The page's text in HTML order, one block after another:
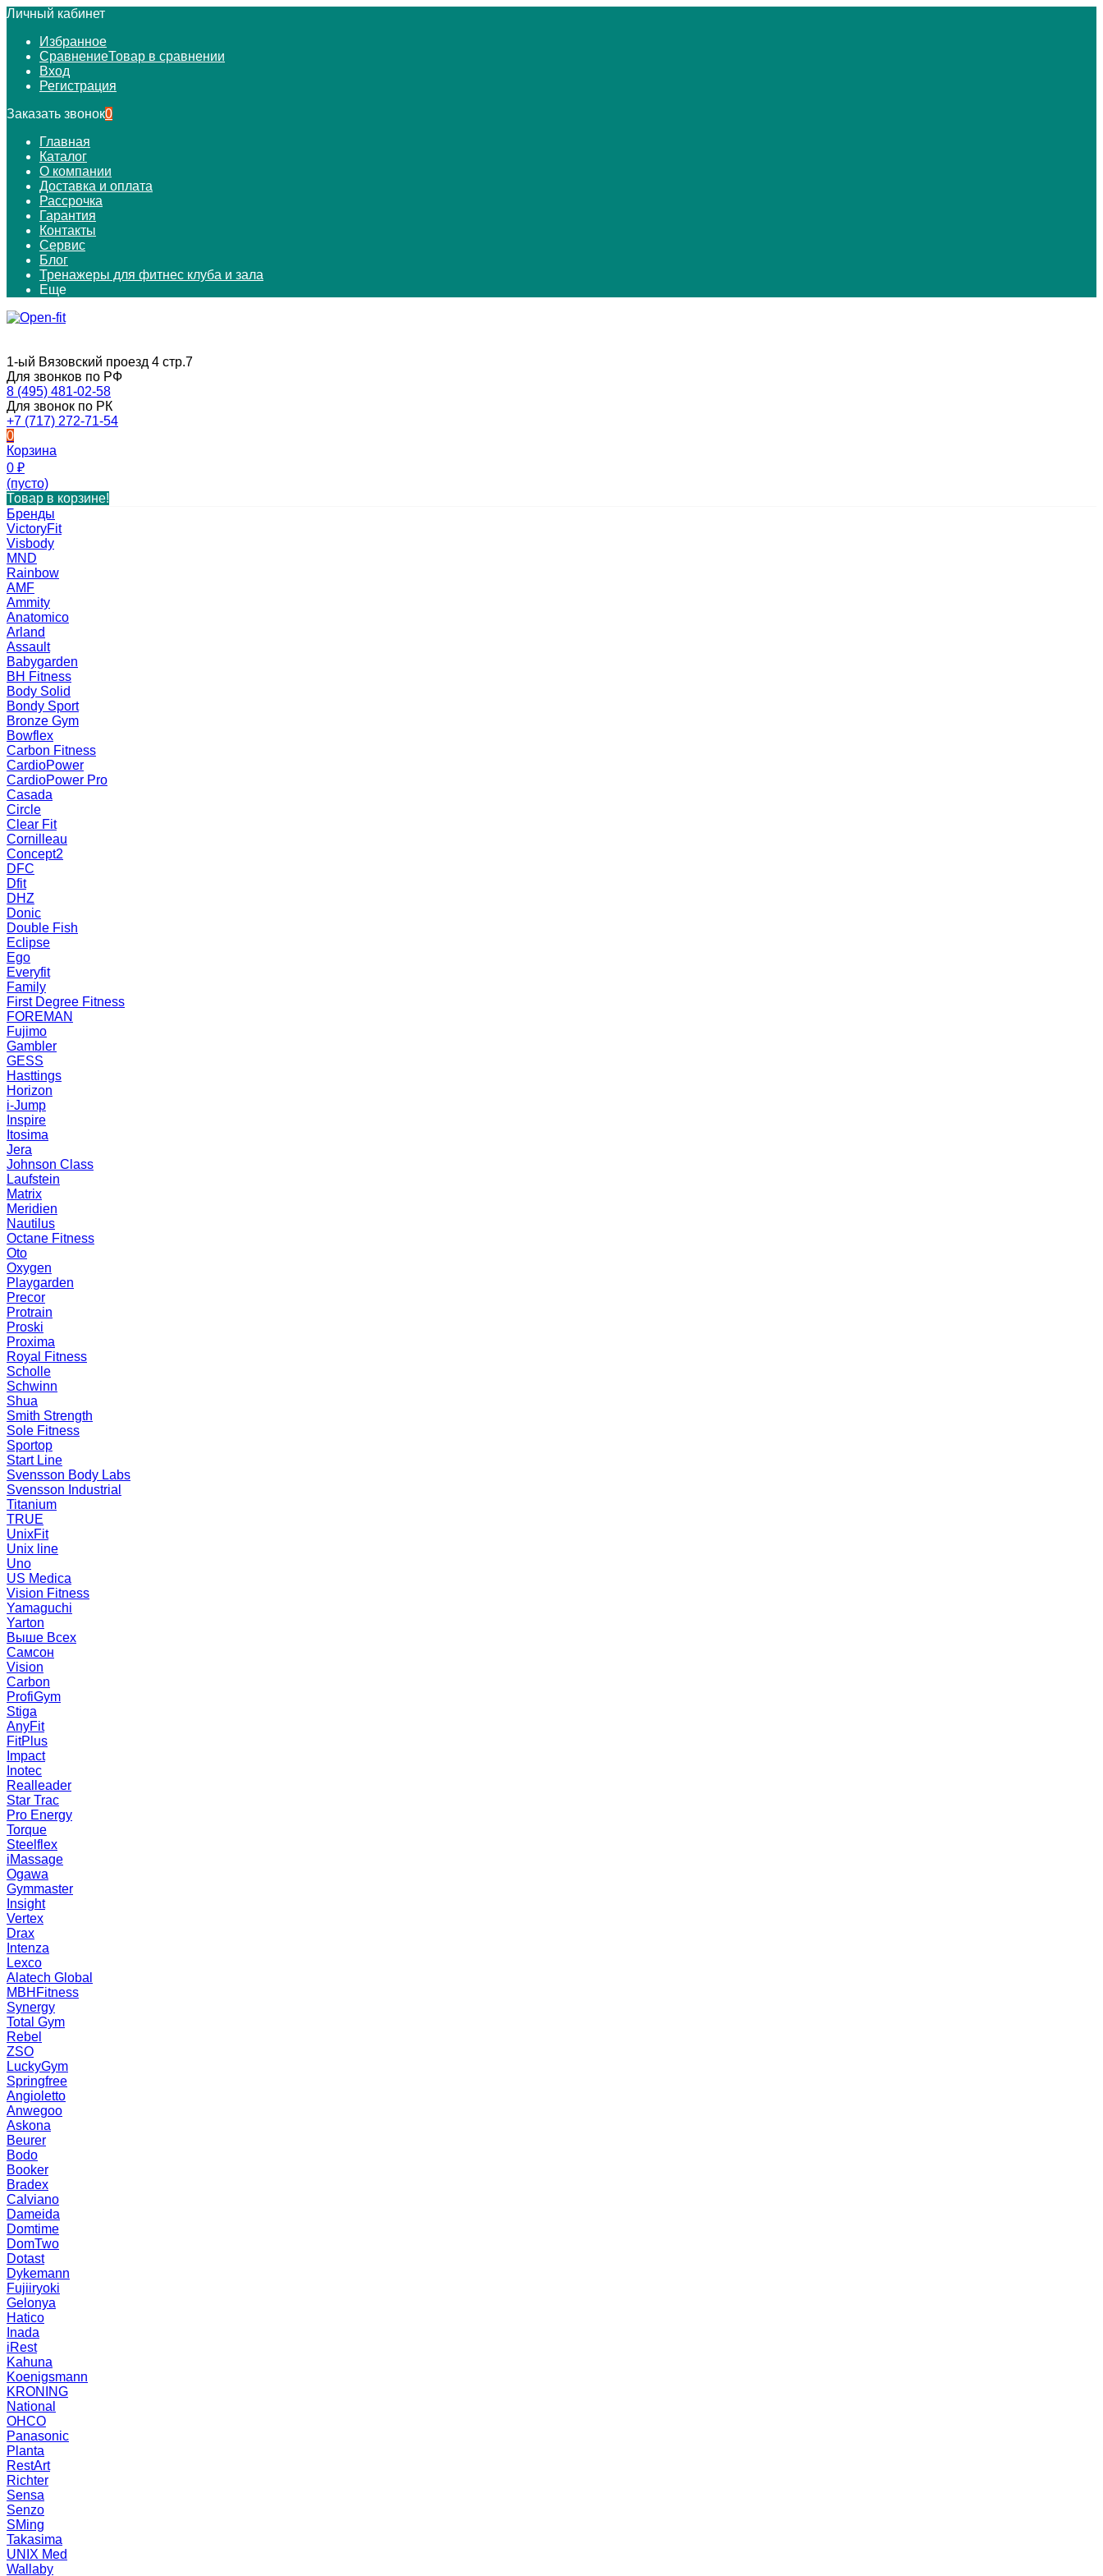
Личный кабинет
Избранное
СравнениеТовар в сравнении
Вход
Регистрация
Заказать звонок0
Главная
Каталог
О компании
Доставка и оплата
Рассрочка
Гарантия
Контакты
Сервис
Блог
Тренажеры для фитнес клуба и зала
Еще
1-ый Вязовский проезд 4 стр.7
Для звонков по РФ
8 (495) 481-02-58
Для звонок по РК
+7 (717) 272-71-54
0
Корзина
0 ₽
(пусто)
Товар в корзине!
Бренды
VictoryFit
Visbody
MND
Rainbow
AMF
Ammity
Anatomico
Arland
Assault
Babygarden
BH Fitness
Body Solid
Bondy Sport
Bronze Gym
Bowflex
Carbon Fitness
CardioPower
CardioPower Pro
Casada
Circle
Clear Fit
Cornilleau
Concept2
DFC
Dfit
DHZ
Donic
Double Fish
Eclipse
Ego
Everyfit
Family
First Degree Fitness
FOREMAN
Fujimo
Gambler
GESS
Hasttings
Horizon
i-Jump
Inspire
Itosima
Jera
Johnson Class
Laufstein
Matrix
Meridien
Nautilus
Octane Fitness
Oto
Oxygen
Playgarden
Precor
Protrain
Proski
Proxima
Royal Fitness
Scholle
Schwinn
Shua
Smith Strength
Sole Fitness
Sportop
Start Line
Svensson Body Labs
Svensson Industrial
Titanium
TRUE
UnixFit
Unix line
Uno
US Medica
Vision Fitness
Yamaguchi
Yarton
Выше Всех
Самсон
Vision
Carbon
ProfiGym
Stiga
AnyFit
FitPlus
Impact
Inotec
Realleader
Star Trac
Pro Energy
Torque
Steelflex
iMassage
Ogawa
Gymmaster
Insight
Vertex
Drax
Intenza
Lexco
Alatech Global
MBHFitness
Synergy
Total Gym
Rebel
ZSO
LuckyGym
Springfree
Angioletto
Anwegoo
Askona
Beurer
Bodo
Booker
Bradex
Calviano
Dameida
Domtime
DomTwo
Dotast
Dykemann
Fujiiryoki
Gelonya
Hatico
Inada
iRest
Kahuna
Koenigsmann
KRONING
National
OHCO
Panasonic
Planta
RestArt
Richter
Sensa
Senzo
SMing
Takasima
UNIX Med
Wallaby